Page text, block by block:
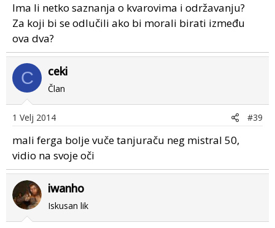
Ima li netko saznanja o kvarovima i održavanju?
Za koji bi se odlučili ako bi morali birati između
ova dva?
C ceki
Član
1 Velj 2014 #39
mali ferga bolje vuče tanjuraču neg mistral 50,
vidio na svoje oči
iwanho
Iskusan lik